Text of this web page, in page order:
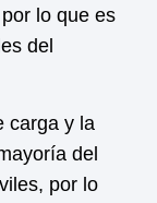
lo que es
del
carga y la
del
por lo